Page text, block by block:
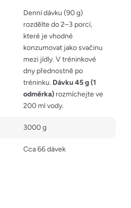
Denní dávku (90 g)
rozdělte do 2–3 porcí,
které je vhodné
konzumovat jako svačinu
mezi jídly. V tréninkové
dny přednostně po
tréninku. Dávku 45 g (1
odměrka) rozmíchejte ve
200 ml vody.
3000 g
Cca 66 dávek